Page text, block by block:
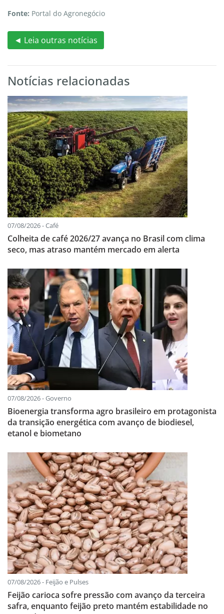
Fonte: Portal do Agronegócio
◄ Leia outras notícias
Notícias relacionadas
07/08/2026 - Café
Colheita de café 2026/27 avança no Brasil com clima
seco, mas atraso mantém mercado em alerta
07/08/2026 - Governo
Bioenergia transforma agro brasileiro em protagonista
da transição energética com avanço de biodiesel,
etanol e biometano
07/08/2026 - Feijão e Pulses
Feijão carioca sofre pressão com avanço da terceira
safra, enquanto feijão preto mantém estabilidade no